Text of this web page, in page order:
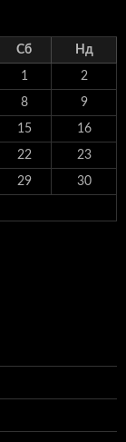
Сб Нд
1 2
8 9
15 16
22 23
29 30